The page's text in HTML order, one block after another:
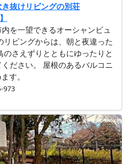
抜けリビングの別荘
を一望できるオーシャンビュ
リビングからは、朝と夜違った
さえずりとともにゆったりと
ださい。 屋根のあるバルコニ
す。
973